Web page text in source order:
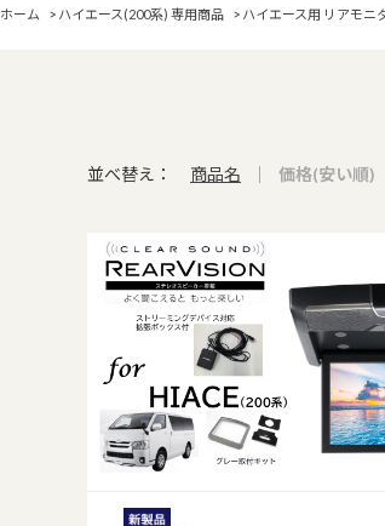
ホーム > ハイエース(200系) 専用商品 > ハイエース用 リアモニ
並べ替え： 商品名 価格(安い順)